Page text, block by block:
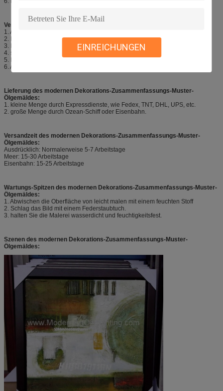
EINREICHUNGEN
Verpacken für Stretched Malereien (bereit zu hängen)
1. Ausdehnen der Ölgemälde auf Keilrahmen
2. Fallsystem an der Rückseite der Malereien
3. Eckschützendes
4. schrumpfbare Folie
5. Kartonverpacken
6. Alles ist jetzt bereit
Lieferung des modernen Dekorations-Zusammenfassungs-Muster-
Ölgemäldes:
1. kleine Menge durch Expressdienste, wie Fedex, TNT, DHL, UPS, etc.
2. große Menge durch Ozean-Schiff oder Eisenbahn.
Versandzeit des modernen Dekorations-Zusammenfassungs-Muster-
Ölgemäldes:
Ausdrücklich: Normalerweise 5-7 Arbeitstage
Meer: 15-30 Arbeitstage
Eisenbahn: 15-25 Arbeitstage
Wartungs-Spitzen des modernen Dekorations-Zusammenfassungs-Muster-
Ölgemäldes:
1. Abwischen die Oberfläche von leicht malen mit einem feuchten Stoff
2. Schlag das Bild mit einem Federstaubtuch.
3. halten Sie die Malerei wasserdicht und feuchtigkeitsfest.
Szenen des modernen Dekorations-Zusammenfassungs-Muster-
Ölgemäldes: